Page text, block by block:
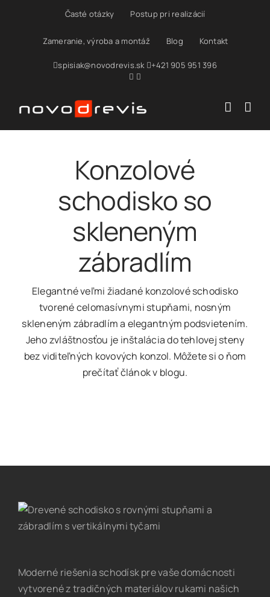
Časté otázky Postup pri realizácií
Zameranie, výroba a montáž Blog Kontakt
spisiak@novodrevis.sk +421 905 951 396
Konzolové
schodisko so
skleneným
zábradlím
Elegantné veľmi žiadané konzolové schodisko
tvorené celomasívnymi stupňami, nosným
skleneným zábradlím a elegantným podsvietením.
Jeho zvláštnosťou je inštalácia do tehlovej steny
bez viditeľných kovových konzol. Môžete si o ňom
prečítať článok v blogu.
Moderné riešenia schodísk pre vaše domácnosti
vytvorené z tradičných materiálov rukami našich